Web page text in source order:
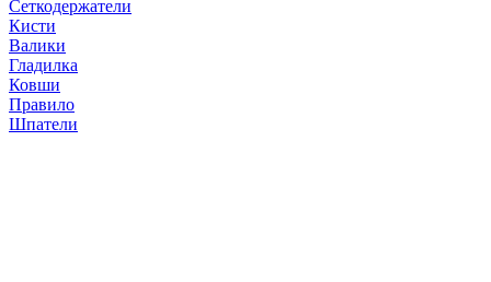
Сеткодержатели
Кисти
Валики
Гладилка
Ковши
Правило
Шпатели